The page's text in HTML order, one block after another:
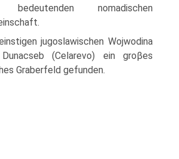
bedeutenden nomadischen
jugoslawischen Wojwodina
(Celarevo) ein groβes
Graberfeld gefunden.